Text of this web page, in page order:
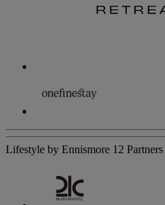
Lifestyle by Ennismore 12 Partners